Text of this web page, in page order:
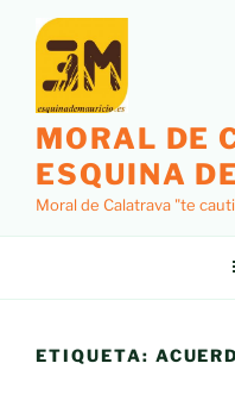
contenido
MORAL DE
ESQUINA
Moral de Calatrava "te
ETIQUETA: